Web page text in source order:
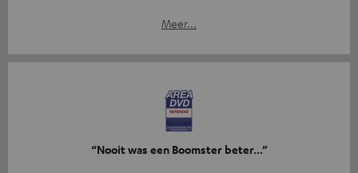
Meer...
“Nooit was een Boomster beter...”